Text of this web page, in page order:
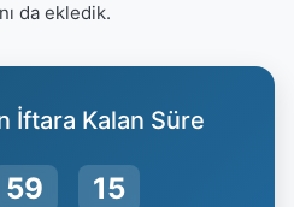
da ekledik.
İftara Kalan Süre
59 14